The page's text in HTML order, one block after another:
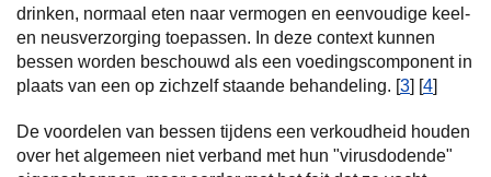
drinken, normaal eten naar vermogen en eenvoudige keel-
en neusverzorging toepassen. In deze context kunnen
bessen worden beschouwd als een voedingscomponent in
plaats van een op zichzelf staande behandeling. [3] [4]
De voordelen van bessen tijdens een verkoudheid houden
over het algemeen niet verband met hun "virusdodende"